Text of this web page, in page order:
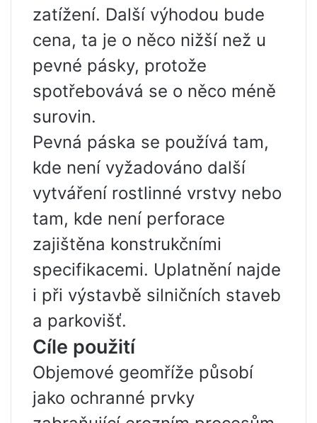
zatížení. Další výhodou bude
cena, ta je o něco nižší než u
pevné pásky, protože
spotřebovává se o něco méně
surovin.
Pevná páska se používá tam,
kde není vyžadováno další
vytváření rostlinné vrstvy nebo
tam, kde není perforace
zajištěna konstrukčními
specifikacemi. Uplatnění najde
i při výstavbě silničních staveb
a parkovišť.
Cíle použití
Objemové geomříže působí
jako ochranné prvky